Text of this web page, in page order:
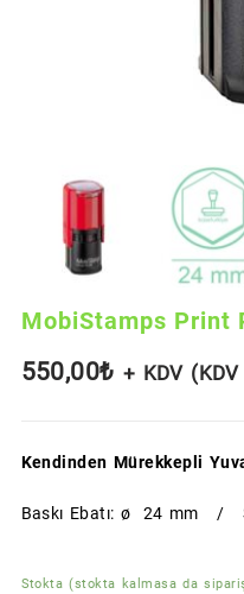
MobiStamps Print
550,00₺ + KDV (KDV
Kendinden Mürekkepli
Baskı Ebatı: ø 24 mm /
Stokta (stokta kalmasa da